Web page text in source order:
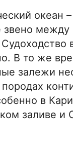
океан
звено между
В то же
залежи
в
заливе и